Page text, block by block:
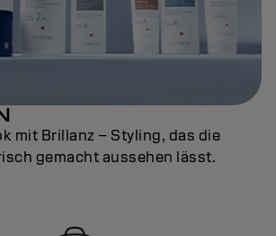
mit Brillanz – Styling, das die
gemacht aussehen lässt.